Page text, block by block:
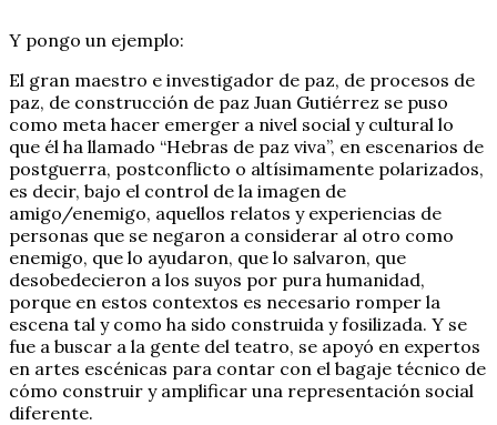
Y pongo un ejemplo:
El gran maestro e investigador de paz, de procesos de
paz, de construcción de paz Juan Gutiérrez se puso
como meta hacer emerger a nivel social y cultural lo
que él ha llamado “Hebras de paz viva”, en escenarios de
postguerra, postconflicto o altísimamente polarizados,
es decir, bajo el control de la imagen de
amigo/enemigo, aquellos relatos y experiencias de
personas que se negaron a considerar al otro como
enemigo, que lo ayudaron, que lo salvaron, que
desobedecieron a los suyos por pura humanidad,
porque en estos contextos es necesario romper la
escena tal y como ha sido construida y fosilizada. Y se
fue a buscar a la gente del teatro, se apoyó en expertos
en artes escénicas para contar con el bagaje técnico de
cómo construir y amplificar una representación social
diferente.